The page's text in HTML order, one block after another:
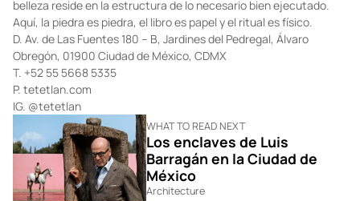
Tetetlán es un punto de aterrizaje . Un recordatorio de que la
belleza reside en la estructura de lo necesario bien ejecutado.
Aquí, la piedra es piedra, el libro es papel y el ritual es físico.
D.Av. de Las Fuentes 180 – B, Jardines del Pedregal, Álvaro
Obregón, 01900 Ciudad de México, CDMX
T. +52 55 5668 5335
tetetlan.com
IG.@tetetlan